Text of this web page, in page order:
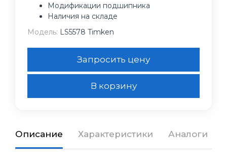
Модификации подшипника
Наличия на складе
Модель: LS5578 Timken
Запросить цену
В корзину
Описание Характеристики Аналоги